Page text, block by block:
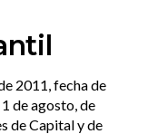
2011, fecha de
de agosto, de
de Capital y de